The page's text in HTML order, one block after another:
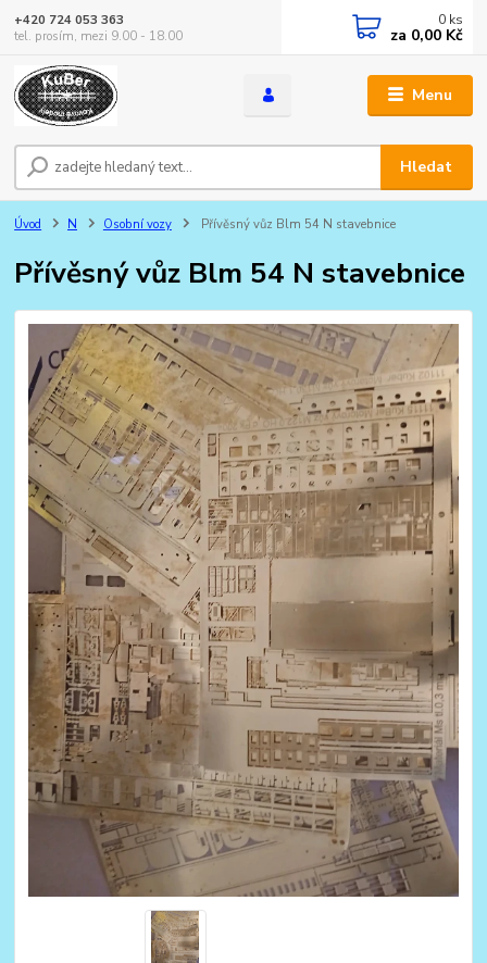
Menu
Hledat
+420 724 053 363
tel. prosím, mezi 9.00 - 18.00
0 ks
za 0,00 Kč
Úvod N Osobní vozy Přívěsný vůz Blm 54 N stavebnice
Přívěsný vůz Blm 54 N stavebnice